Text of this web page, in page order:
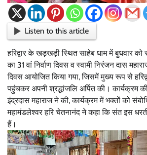
Listen to this article
हरिद्वार के खड़खड़ी स्थित साहेब धाम में बुधवार
का 31 वां निर्वाण दिवस व स्वामी निरंजन दास
दिवस‌ आयोजित किया गया, जिसमें मुख्य रूप से
पहुंचकर अपनी श्रद्धांजलि अर्पित की। कार्यक्रम की
इंद्रदास महाराज ने की, कार्यक्रम में भक्तों को
महामंडलेश्वर हरि चेतनानंद ने कहा कि संत इस
हैं।